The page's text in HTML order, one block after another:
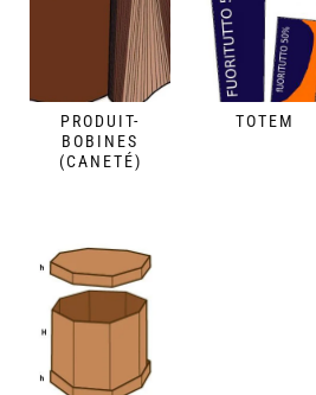
PRODUIT-
BOBINES
(CANETÉ)
TOTEM